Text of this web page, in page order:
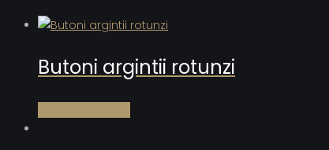
Butoni argintii rotunzi